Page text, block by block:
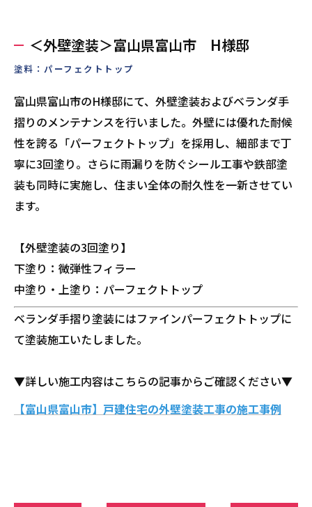
＜外壁塗装＞富山県富山市 H様邸
塗料：パーフェクトトップ
富山県富山市のH様邸にて、外壁塗装およびベランダ手
摺りのメンテナンスを行いました。外壁には優れた耐候
性を誇る「パーフェクトトップ」を採用し、細部まで丁
寧に3回塗り。さらに雨漏りを防ぐシール工事や鉄部塗
装も同時に実施し、住まい全体の耐久性を一新させてい
ます。
【外壁塗装の3回塗り】
下塗り：微弾性フィラー
中塗り・上塗り：パーフェクトトップ
ベランダ手摺り塗装にはファインパーフェクトトップに
て塗装施工いたしました。
▼詳しい施工内容はこちらの記事からご確認ください▼
【富山県富山市】戸建住宅の外壁塗装工事の施工事例